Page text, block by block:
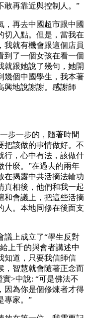
敢再靠近與控制人。”
，再去中國超市跟中國
切入點。但是，當我在
我就有機會跟這個店員
到了一個女孩在看一個
就跟她說了幾句，她開
幾個中國學生，我本著
興地說謝謝。感謝師
步一步的，隨著時間
把該做的事情做好。不
行，心中有法，該做什
什麼。”在過去的兩年
在揭露中共活摘法輪功
真相後，他們和我一起
和會議上，把這些活摘
人。本地同修在後面支
議上成立了“學生反對
上千的與會者講述中
知道，只要我信師信
，智慧就會隨著正念而
>中說: “可是佛法不
因為你是個修煉者才得
專家。”